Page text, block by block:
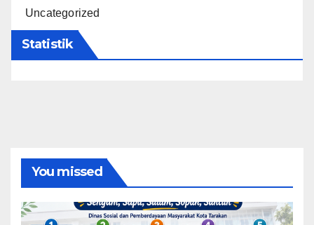
Uncategorized
Statistik
You missed